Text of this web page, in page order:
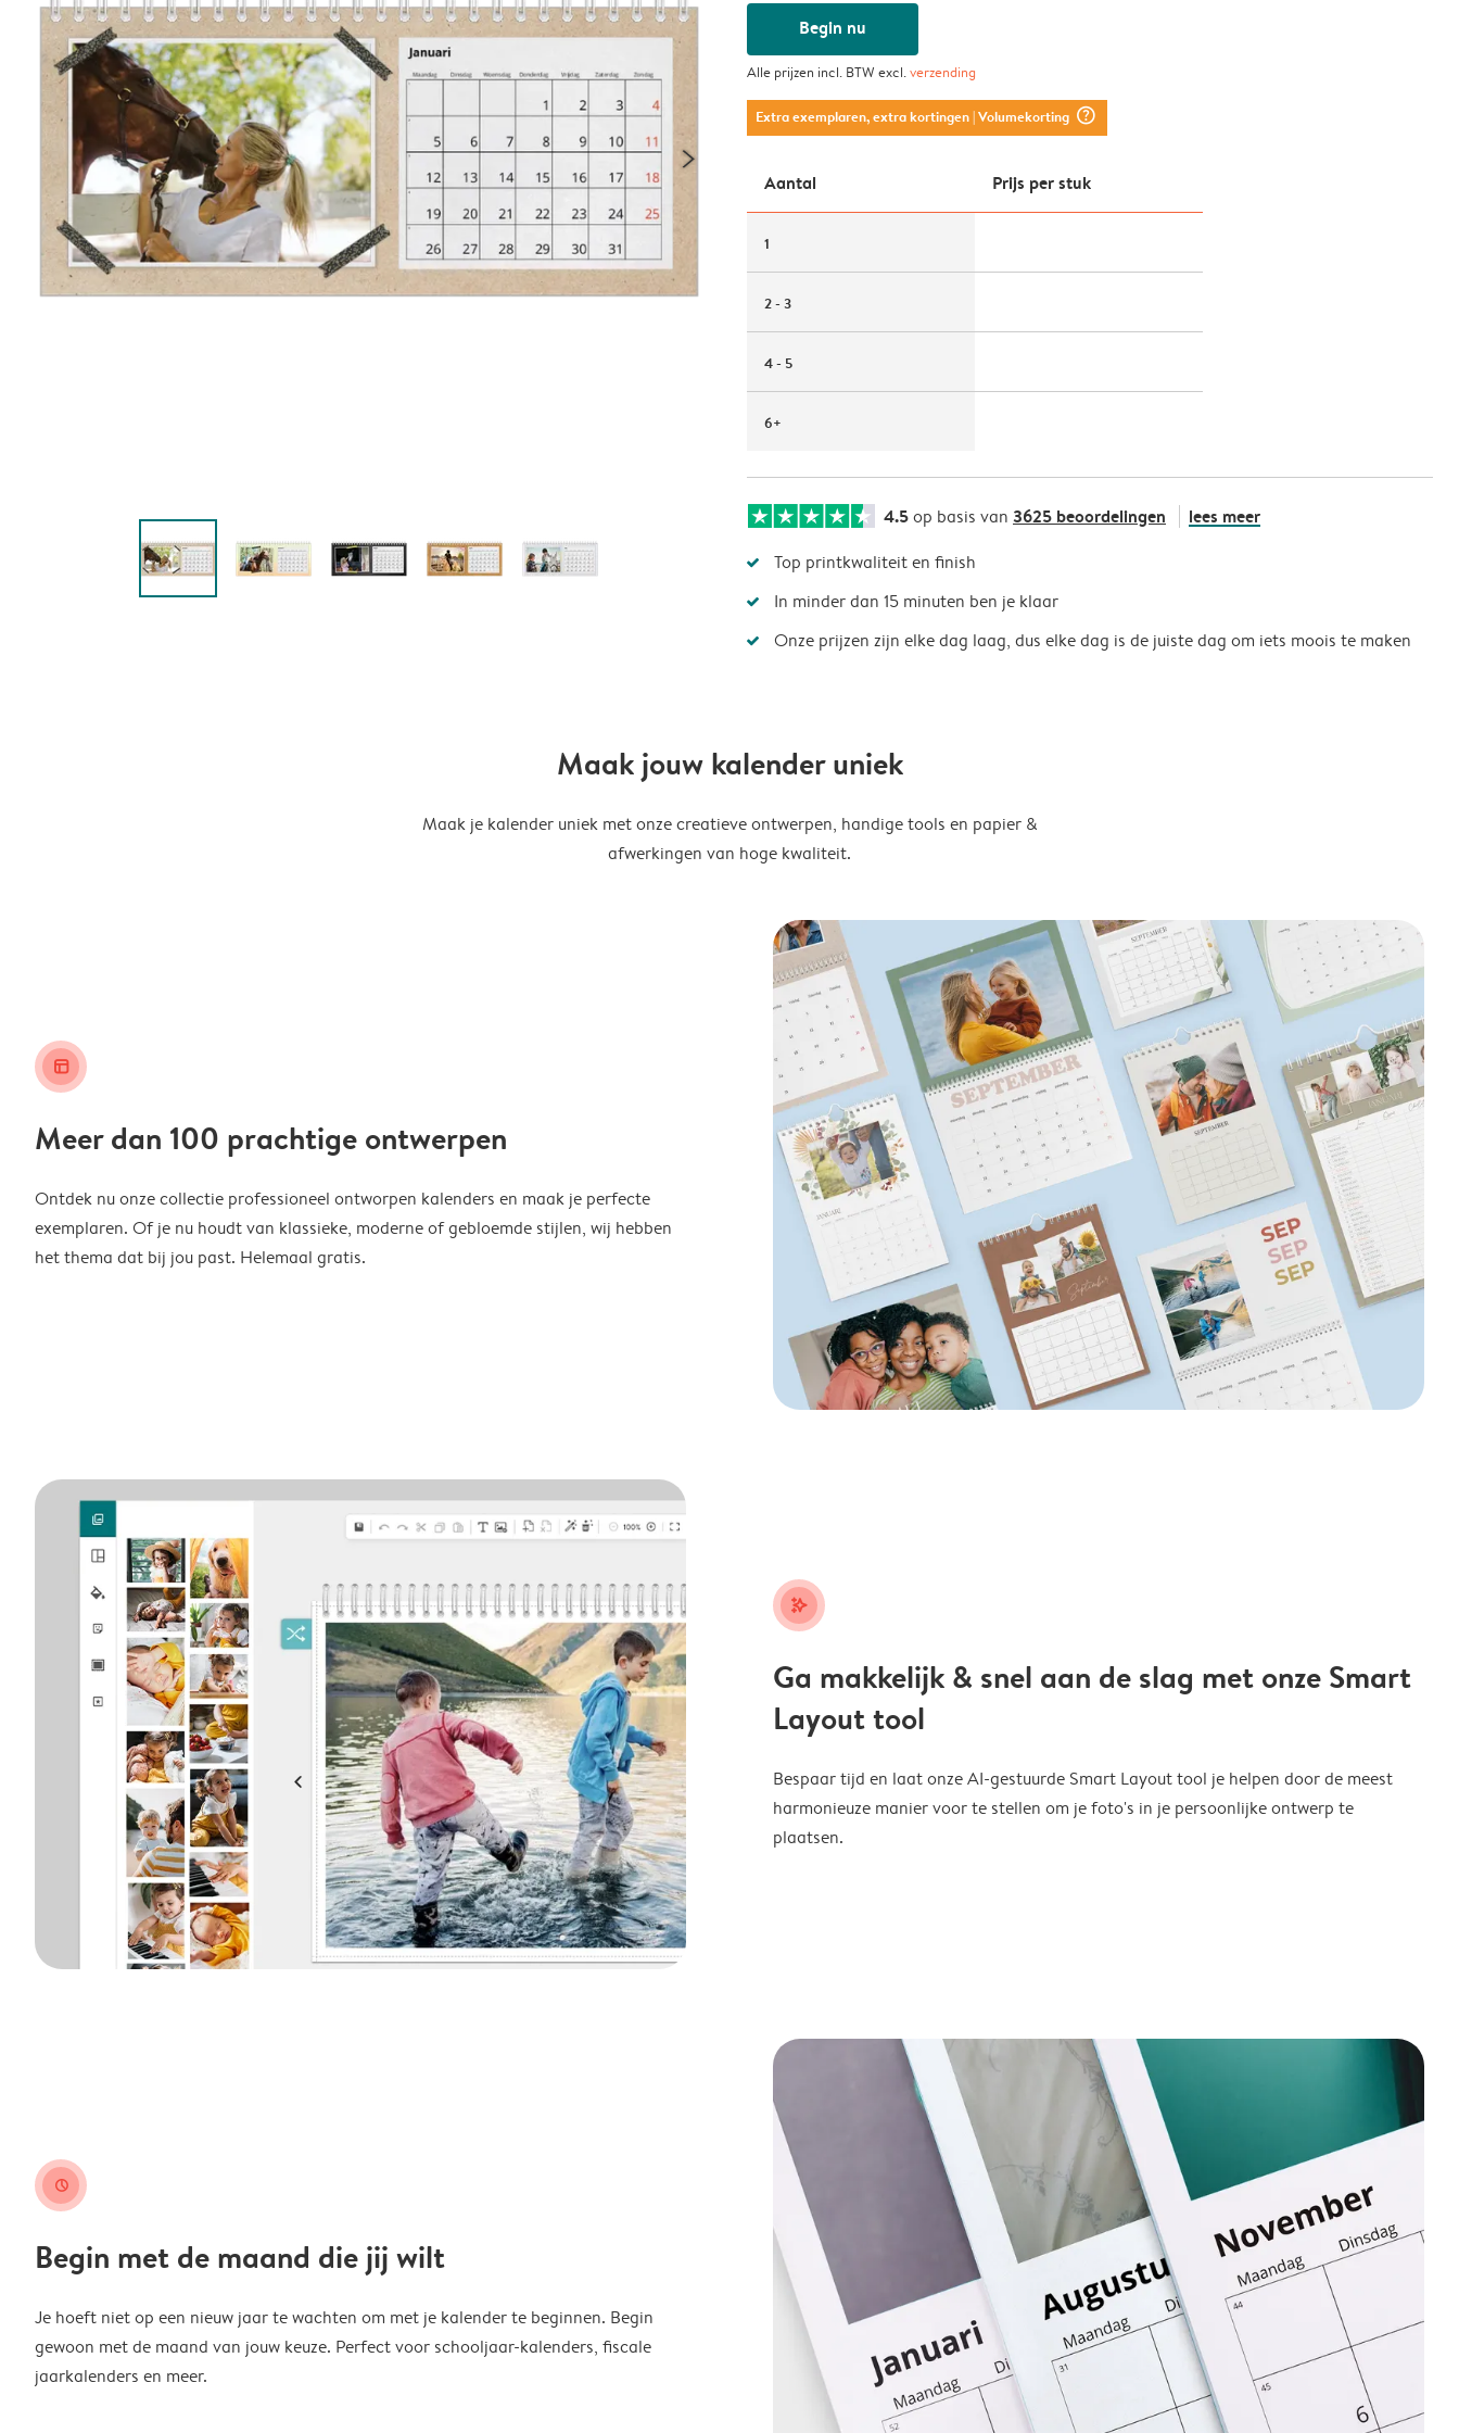
Begin nu
Alle prijzen incl. BTW excl.verzending
Extra exemplaren, extra kortingen| Volumekorting question_mark_circle
Aantal Prijs per stuk
1
2 - 3
4 - 5
6+
4.5op basis van 3625 beoordelingen lees meer
Top printkwaliteit en finish
In minder dan 15 minuten ben je klaar
Onze prijzen zijn elke dag laag, dus elke dag is de juiste dag om iets moois te maken
Maak jouw kalender uniek
Maak je kalender uniek met onze creatieve ontwerpen, handige tools en papier &
afwerkingen van hoge kwaliteit.
layout_alt
Meer dan 100 prachtige ontwerpen
Ontdek nu onze collectie professioneel ontworpen kalenders en maak je perfecte
exemplaren. Of je nu houdt van klassieke, moderne of gebloemde stijlen, wij hebben
het thema dat bij jou past. Helemaal gratis.
stars_plus
Ga makkelijk & snel aan de slag met onze Smart
Layout tool
Bespaar tijd en laat onze AI-gestuurde Smart Layout tool je helpen door de meest
harmonieuze manier voor te stellen om je foto's in je persoonlijke ontwerp te
plaatsen.
clock
Begin met de maand die jij wilt
Je hoeft niet op een nieuw jaar te wachten om met je kalender te beginnen. Begin
gewoon met de maand van jouw keuze. Perfect voor schooljaar-kalenders, fiscale
jaarkalenders en meer.